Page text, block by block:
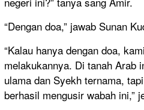
“Dengan doa,” jawab Sunan
“Kalau hanya dengan doa,
melakukannya. Di tanah Arab
ulama dan Syekh ternama,
berhasil mengusir wabah ini,”